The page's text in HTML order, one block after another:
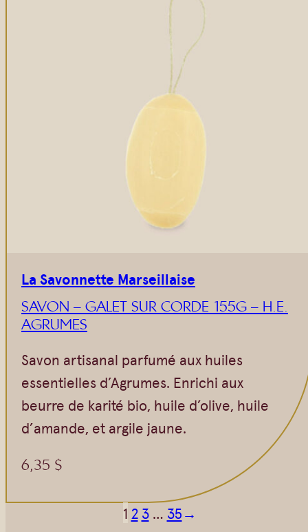
La Savonnette Marseillaise
SAVON – GALET SUR CORDE 155G – H.E.
AGRUMES
Savon artisanal parfumé aux huiles
essentielles d’Agrumes. Enrichi aux
beurre de karité bio, huile d’olive, huile
d’amande, et argile jaune.
6,35 $
1 2 3 … 35→